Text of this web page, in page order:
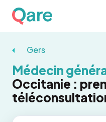
Gers
Médecin
Occitanie :